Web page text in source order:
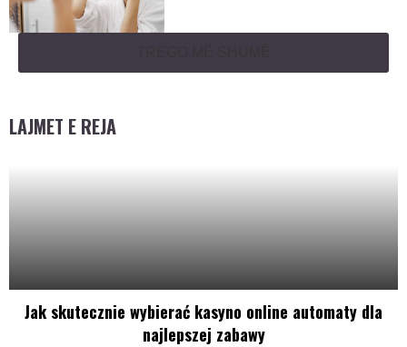
LAJMET E REJA
Jak skutecznie wybierać kasyno online automaty dla
najlepszej zabawy